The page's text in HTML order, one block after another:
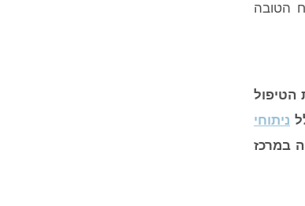
הטובה
הטיפול
ניתוחי
במרכז